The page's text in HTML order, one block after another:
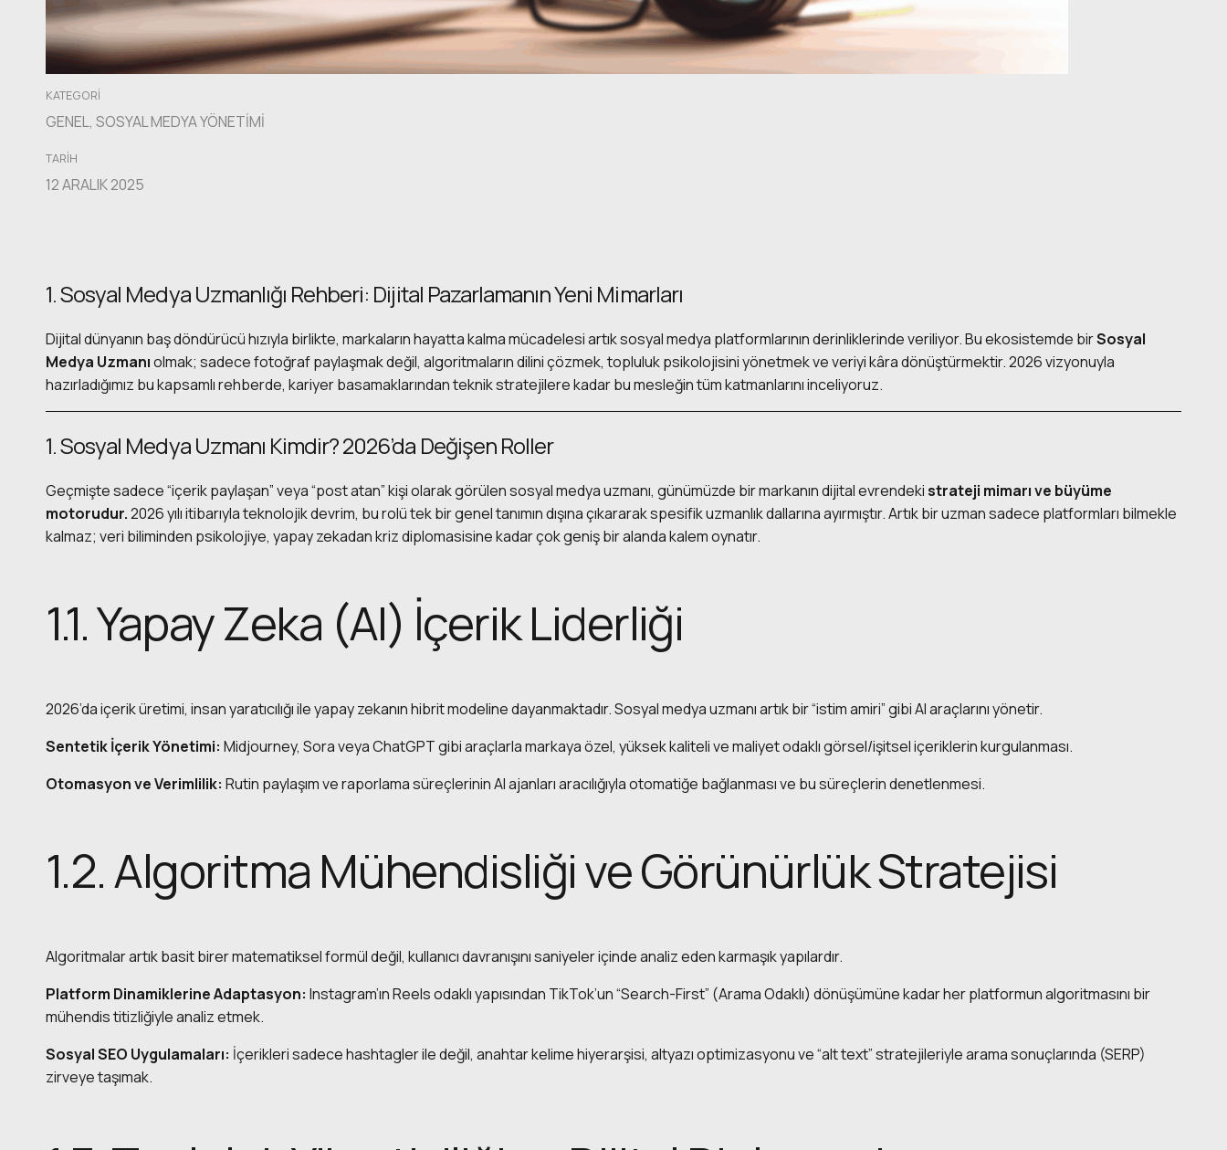
KATEGORI
GENEL, SOSYAL MEDYA YÖNETIMI
TARIH
12 ARALIK 2025
1. Sosyal Medya Uzmanlığı Rehberi: Dijital Pazarlamanın Yeni Mimarları
Dijital dünyanın baş döndürücü hızıyla birlikte, markaların hayatta kalma mücadelesi artık sosyal medya platformlarının derinliklerinde veriliyor. Bu ekosistemde birSosyal
Medya Uzmanıolmak; sadece fotoğraf paylaşmak değil, algoritmaların dilini çözmek, topluluk psikolojisini yönetmek ve veriyi kâra dönüştürmektir. 2026 vizyonuyla
hazırladığımız bu kapsamlı rehberde, kariyer basamaklarından teknik stratejilere kadar bu mesleğin tüm katmanlarını inceliyoruz.
1. Sosyal Medya Uzmanı Kimdir? 2026’da Değişen Roller
Geçmişte sadece “içerik paylaşan” veya “post atan” kişi olarak görülen sosyal medya uzmanı, günümüzde bir markanın dijital evrendekistrateji mimarı ve büyüme
motorudur.2026 yılı itibarıyla teknolojik devrim, bu rolü tek bir genel tanımın dışına çıkararak spesifik uzmanlık dallarına ayırmıştır. Artık bir uzman sadece platformları bilmekle
kalmaz; veri biliminden psikolojiye, yapay zekadan kriz diplomasisine kadar çok geniş bir alanda kalem oynatır.
1.1. Yapay Zeka (AI) İçerik Liderliği
2026’da içerik üretimi, insan yaratıcılığı ile yapay zekanın hibrit modeline dayanmaktadır. Sosyal medya uzmanı artık bir “istim amiri” gibi AI araçlarını yönetir.
Sentetik İçerik Yönetimi: Midjourney, Sora veya ChatGPT gibi araçlarla markaya özel, yüksek kaliteli ve maliyet odaklı görsel/işitsel içeriklerin kurgulanması.
Otomasyon ve Verimlilik: Rutin paylaşım ve raporlama süreçlerinin AI ajanları aracılığıyla otomatiğe bağlanması ve bu süreçlerin denetlenmesi.
1.2. Algoritma Mühendisliği ve Görünürlük Stratejisi
Algoritmalar artık basit birer matematiksel formül değil, kullanıcı davranışını saniyeler içinde analiz eden karmaşık yapılardır.
Platform Dinamiklerine Adaptasyon: Instagram’ın Reels odaklı yapısından TikTok’un “Search-First” (Arama Odaklı) dönüşümüne kadar her platformun algoritmasını bir
mühendis titizliğiyle analiz etmek.
Sosyal SEO Uygulamaları: İçerikleri sadece hashtagler ile değil, anahtar kelime hiyerarşisi, altyazı optimizasyonu ve “alt text” stratejileriyle arama sonuçlarında (SERP)
zirveye taşımak.